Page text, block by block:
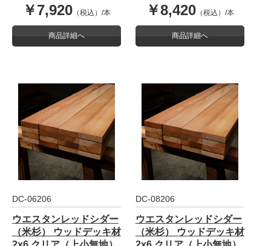
￥7,920 （税込）/本
商品詳細へ
￥8,420 （税込）/本
商品詳細へ
DC-06206
ウエスタンレッドシダー
（米杉） ウッドデッキ材
DC-08206
ウエスタンレッドシダー
（米杉） ウッドデッキ材